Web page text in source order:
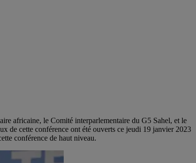
africaine, le Comité interparlementaire du G5 Sahel, et le
de cette conférence ont été ouverts ce jeudi 19 janvier 2023
conférence de haut niveau.